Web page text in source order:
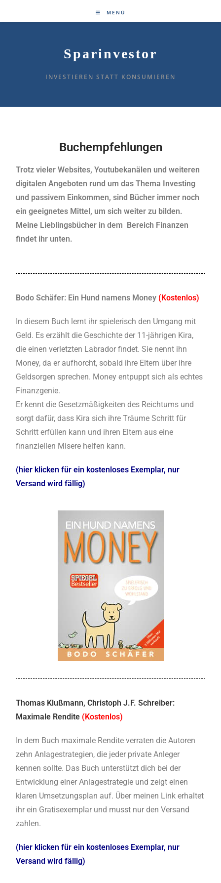
MENÜ
Sparinvestor
INVESTIEREN STATT KONSUMIEREN
Buchempfehlungen
Trotz vieler Websites, Youtubekanälen und weiteren
digitalen Angeboten rund um das Thema Investing
und passivem Einkommen, sind Bücher immer noch
ein geeignetes Mittel, um sich weiter zu bilden.
Meine Lieblingsbücher in dem Bereich Finanzen
findet ihr unten.
Bodo Schäfer: Ein Hund namens Money (Kostenlos)
In diesem Buch lernt ihr spielerisch den Umgang mit
Geld. Es erzählt die Geschichte der 11-jährigen Kira,
die einen verletzten Labrador findet. Sie nennt ihn
Money, da er aufhorcht, sobald ihre Eltern über ihre
Geldsorgen sprechen. Money entpuppt sich als echtes
Finanzgenie.
Er kennt die Gesetzmäßigkeiten des Reichtums und
sorgt dafür, dass Kira sich ihre Träume Schritt für
Schritt erfüllen kann und ihren Eltern aus eine
finanziellen Misere helfen kann.
(hier klicken für ein kostenloses Exemplar, nur
Versand wird fällig)
Thomas Klußmann, Christoph J.F. Schreiber:
Maximale Rendite (Kostenlos)
In dem Buch maximale Rendite verraten die Autoren
zehn Anlagestrategien, die jeder private Anleger
kennen sollte. Das Buch unterstützt dich bei der
Entwicklung einer Anlagestrategie und zeigt einen
klaren Umsetzungsplan auf. Über meinen Link erhaltet
ihr ein Gratisexemplar und musst nur den Versand
zahlen.
(hier klicken für ein kostenloses Exemplar, nur
Versand wird fällig)